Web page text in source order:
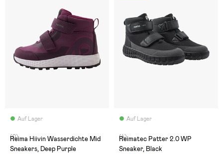
Auf Lager
(0)
Reima Hiivin Wasserdichte Mid
Sneakers, Deep Purple
Auf Lager
(4)
Reimatec Patter 2.0 WP
Sneaker, Black